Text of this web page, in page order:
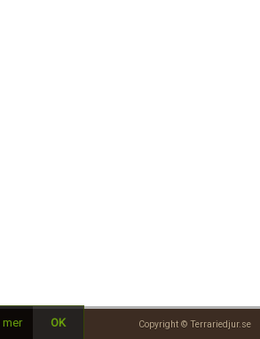
Copyright © Terrariedjur.se
mer OK